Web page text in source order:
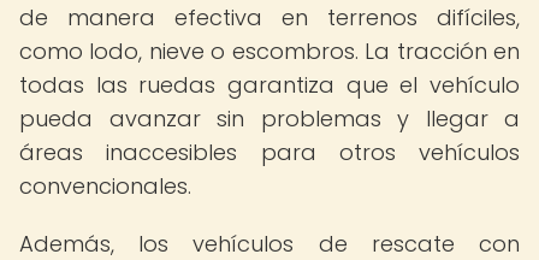
de manera efectiva en terrenos difíciles,
como lodo, nieve o escombros. La tracción en
todas las ruedas garantiza que el vehículo
pueda avanzar sin problemas y llegar a
áreas inaccesibles para otros vehículos
convencionales.
Además, los vehículos de rescate con